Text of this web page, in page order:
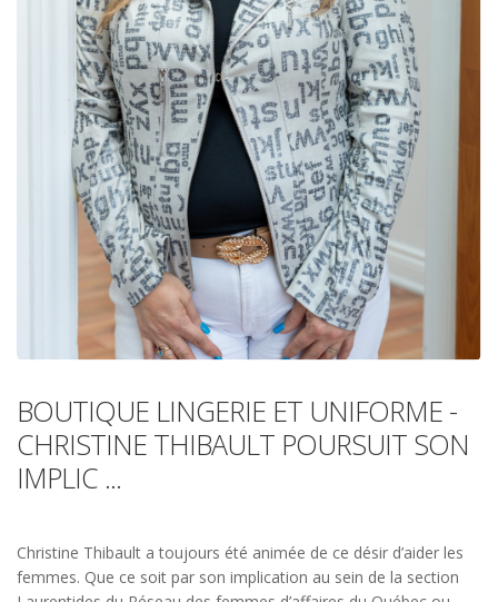
BOUTIQUE LINGERIE ET UNIFORME -
CHRISTINE THIBAULT POURSUIT SON
IMPLIC ...
Christine Thibault a toujours été animée de ce désir d’aider les
femmes. Que ce soit par son implication au sein de la section